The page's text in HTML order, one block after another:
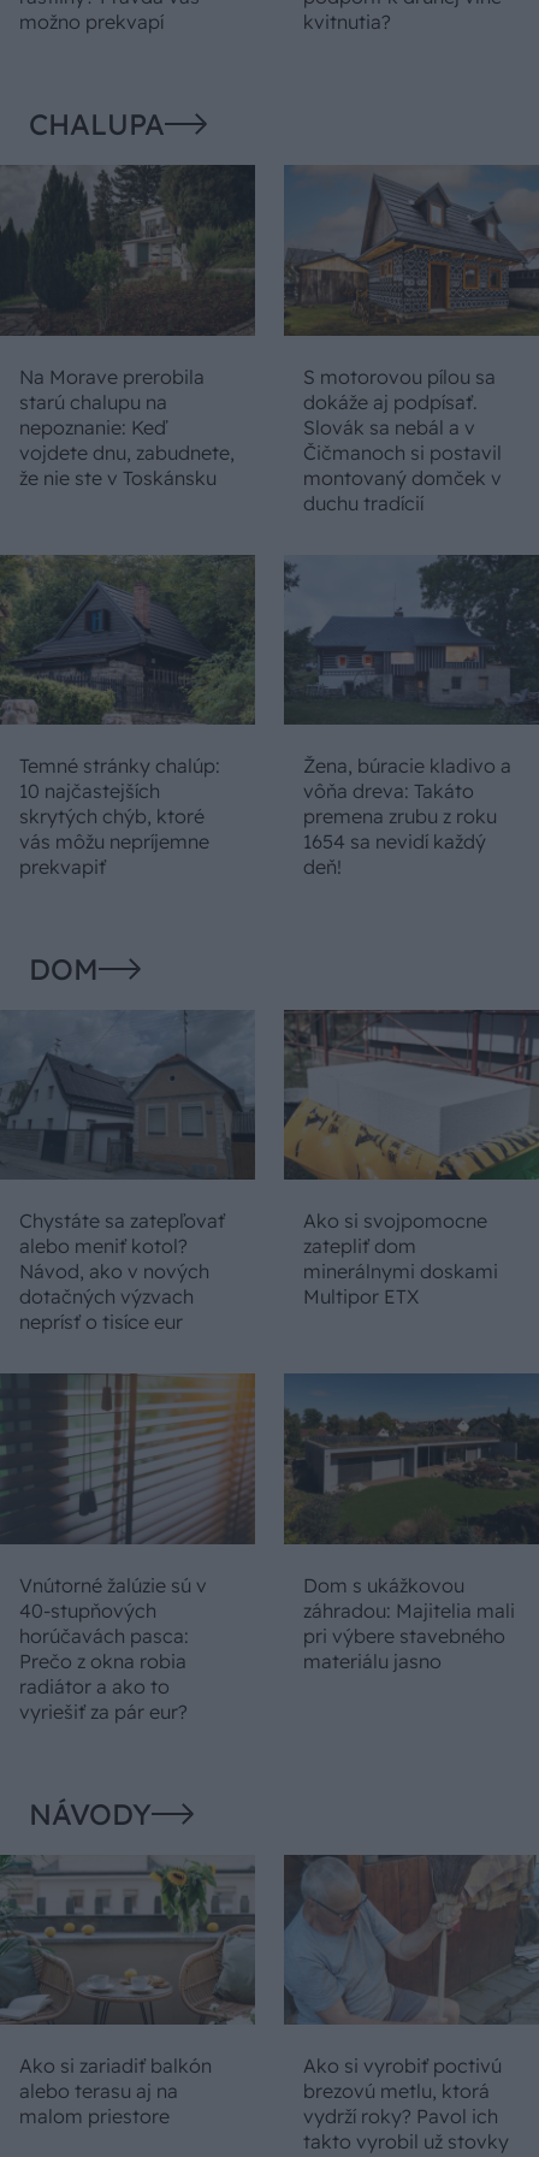
možno prekvapí
kvitnutia?
CHALUPA
Na Morave prerobila
starú chalupu na
nepoznanie: Keď
vojdete dnu, zabudnete,
že nie ste v Toskánsku
S motorovou pílou sa
dokáže aj podpísať.
Slovák sa nebál a v
Čičmanoch si postavil
montovaný domček v
duchu tradícií
Temné stránky chalúp:
10 najčastejších
skrytých chýb, ktoré
vás môžu nepríjemne
prekvapiť
Žena, búracie kladivo a
vôňa dreva: Takáto
premena zrubu z roku
1654 sa nevidí každý
deň!
DOM
Chystáte sa zatepľovať
alebo meniť kotol?
Návod, ako v nových
dotačných výzvach
neprísť o tisíce eur
Ako si svojpomocne
zatepliť dom
minerálnymi doskami
Multipor ETX
Vnútorné žalúzie sú v
40-stupňových
horúčavách pasca:
Prečo z okna robia
radiátor a ako to
vyriešiť za pár eur?
Dom s ukážkovou
záhradou: Majitelia mali
pri výbere stavebného
materiálu jasno
NÁVODY
Ako si zariadiť balkón
alebo terasu aj na
malom priestore
Ako si vyrobiť poctivú
brezovú metlu, ktorá
vydrží roky? Pavol ich
takto vyrobil už stovky